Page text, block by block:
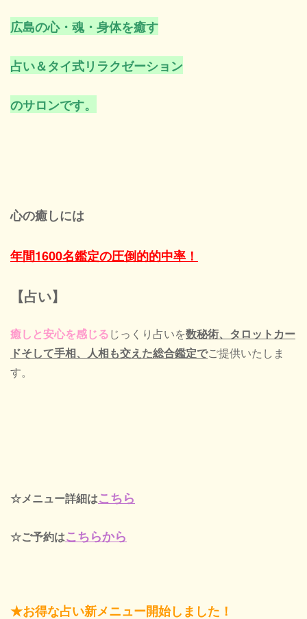
広島の心・魂・身体を癒す
占い＆タイ式リラクゼーション
のサロンです。
心の癒しには
年間1600名鑑定の圧倒的的中率！
【占い】
癒しと安心を感じるじっくり占いを数秘術、タロットカー
ドそして手相、人相も交えた総合鑑定でご提供いたしま
す。
☆メニュー詳細はこちら
☆ご予約はこちらから
★お得な占い新メニュー開始しました！